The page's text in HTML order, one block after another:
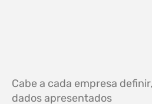
Cabe a cada empresa
dados apresentados